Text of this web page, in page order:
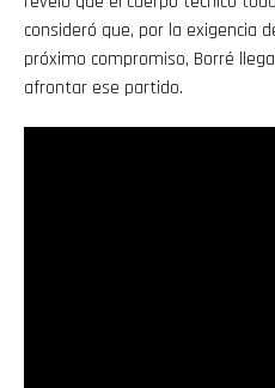
consideró que, por la exigencia
próximo compromiso, Borré
afrontar ese partido.